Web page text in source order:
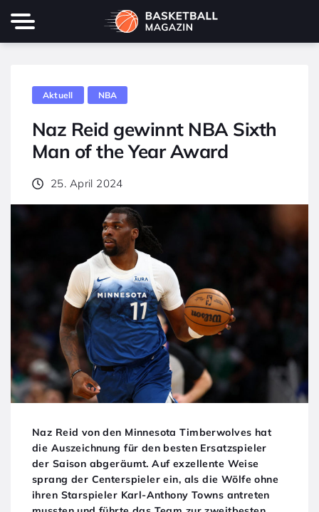
Aktuell NBA
Naz Reid gewinnt NBA Sixth
Man of the Year Award
25. April 2024
Naz Reid von den Minnesota Timberwolves hat
die Auszeichnung für den besten Ersatzspieler
der Saison abgeräumt. Auf exzellente Weise
sprang der Centerspieler ein, als die Wölfe ohne
ihren Starspieler Karl-Anthony Towns antreten